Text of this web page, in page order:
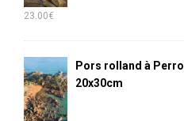
23.00€
Pors rolland à
20x30cm